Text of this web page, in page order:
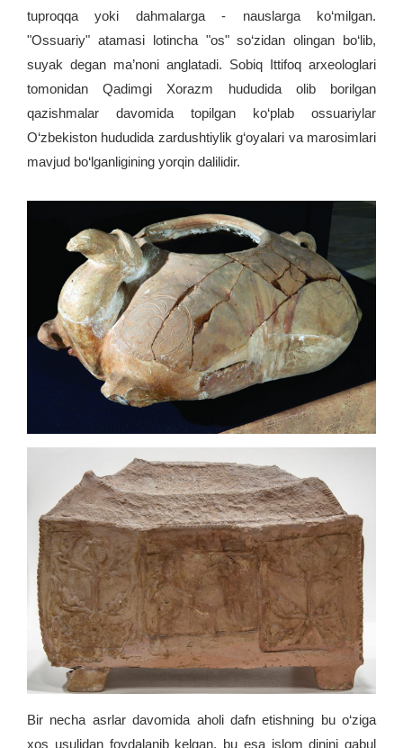
tuproqqa yoki dahmalarga - nauslarga ko‘milgan.
"Ossuariy" atamasi lotincha "os" so‘zidan olingan bo‘lib,
suyak degan ma’noni anglatadi. Sobiq Ittifoq arxeologlari
tomonidan Qadimgi Xorazm hududida olib borilgan
qazishmalar davomida topilgan ko‘plab ossuariylar
O‘zbekiston hududida zardushtiylik g‘oyalari va marosimlari
mavjud bo‘lganligining yorqin dalilidir.
Bir necha asrlar davomida aholi dafn etishning bu o‘ziga
xos usulidan foydalanib kelgan, bu esa islom dinini qabul